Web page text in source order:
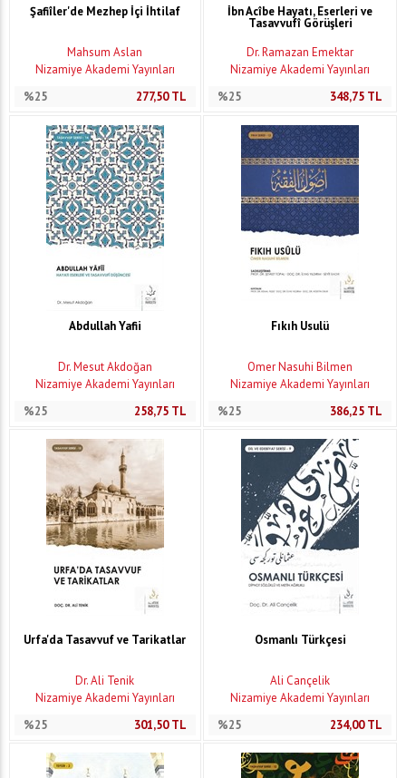
Şafiîler'de Mezhep İçi İhtilaf
Mahsum Aslan
Nizamiye Akademi Yayınları
%25
277,50TL
İbn Acîbe Hayatı, Eserleri ve
Tasavvufî Görüşleri
Dr. Ramazan Emektar
Nizamiye Akademi Yayınları
%25
348,75 TL
Abdullah Yafii
Dr. Mesut Akdoğan
Nizamiye Akademi Yayınları
%25
258,75TL
Fıkıh Usulü
Ömer Nasuhi Bilmen
Nizamiye Akademi Yayınları
%25
386,25 TL
Urfa'da Tasavvuf ve Tarikatlar
Dr. Ali Tenik
Nizamiye Akademi Yayınları
%25
301,50TL
Osmanlı Türkçesi
Ali Cançelik
Nizamiye Akademi Yayınları
%25
234,00TL